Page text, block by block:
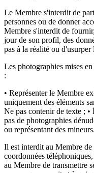
Le Membre s'interdit de
personnes ou de donner
Membre s'interdit de
jour de son profil, des
pas à la réalité ou
Les photographies mises
:
• Représenter le Membre
uniquement des éléments
Ne pas contenir de texte ; •
pas de photographies
ou représentant des mineurs.
Il est interdit au Membre
coordonnées
au Membre de transmettre